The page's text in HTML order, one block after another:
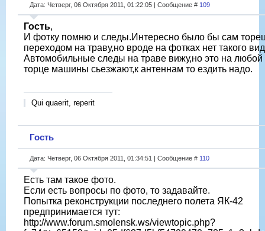
Дата: Четверг, 06 Октября 2011, 01:22:05 | Сообщение # 109
Гость,
И фотку помню и следы.Интересно было бы сам торец
переходом на траву,но вроде на фотках нет такого
Автомобильные следы на траве вижу,но это на любой
торце машины сьезжают,к антеннам то ездить надо.
Qui quaerit, reperit
Гость
Дата: Четверг, 06 Октября 2011, 01:34:51 | Сообщение # 110
Есть там такое фото.
Если есть вопросы по фото, то задавайте.
Попытка реконструкции последнего полета ЯК-42
предпринимается тут:
http://www.forum.smolensk.ws/viewtopic.php?